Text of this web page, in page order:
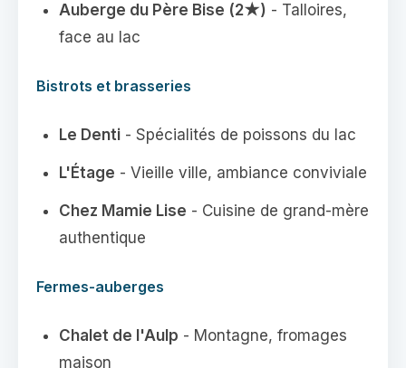
Auberge du Père Bise (2★) - Talloires,
face au lac
Bistrots et brasseries
Le Denti - Spécialités de poissons du lac
L'Étage - Vieille ville, ambiance conviviale
Chez Mamie Lise - Cuisine de grand-mère
authentique
Fermes-auberges
Chalet de l'Aulp - Montagne, fromages
maison